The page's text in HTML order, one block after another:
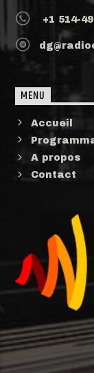
+1 514-
MENU
Accueil
A propos
Contact